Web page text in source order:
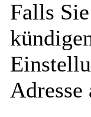
Falls
Adresse